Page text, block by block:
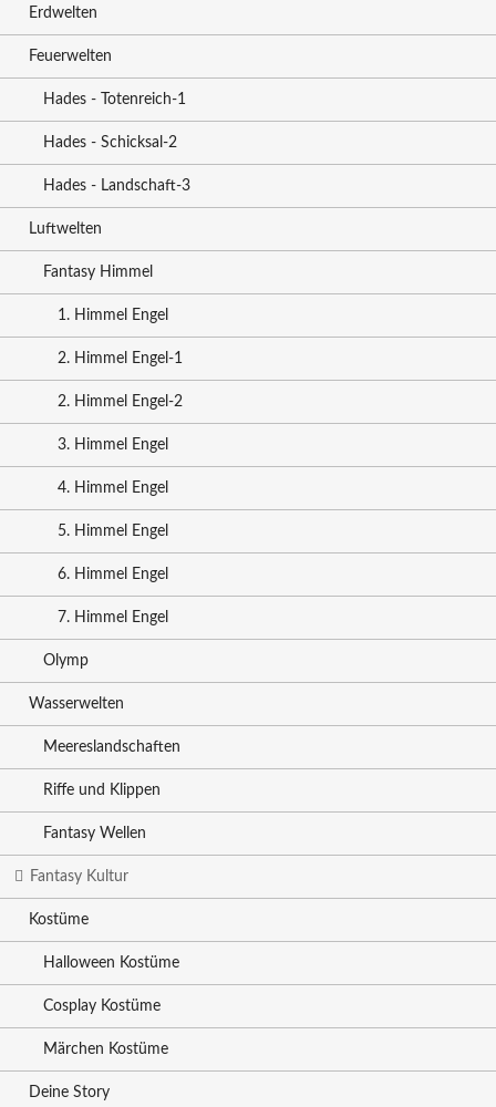
Erdwelten
Feuerwelten
Hades - Totenreich-1
Hades - Schicksal-2
Hades - Landschaft-3
Luftwelten
Fantasy Himmel
1. Himmel Engel
2. Himmel Engel-1
2. Himmel Engel-2
3. Himmel Engel
4. Himmel Engel
5. Himmel Engel
6. Himmel Engel
7. Himmel Engel
Olymp
Wasserwelten
Meereslandschaften
Riffe und Klippen
Fantasy Wellen
Fantasy Kultur
Kostüme
Halloween Kostüme
Cosplay Kostüme
Märchen Kostüme
Deine Story